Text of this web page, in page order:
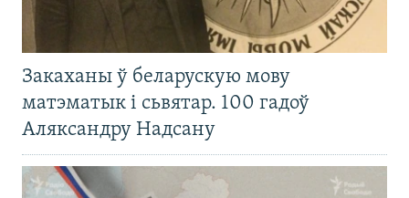
Закаханы ў беларускую мову
матэматык і сьвятар. 100 гадоў
Аляксандру Надсану